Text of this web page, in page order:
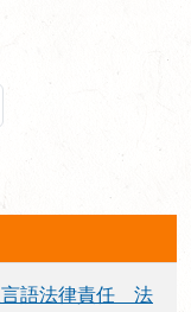
語法律責任 法